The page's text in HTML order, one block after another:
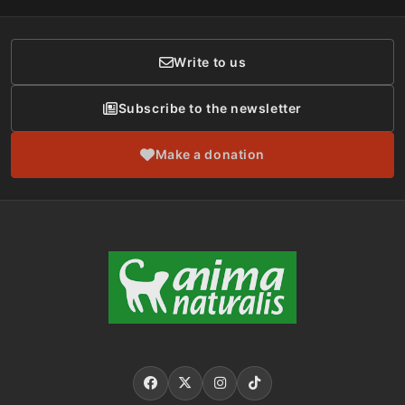
Donor Care
Write to us
Subscribe to the newsletter
Make a donation